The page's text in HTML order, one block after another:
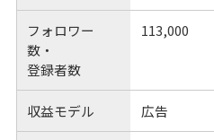
フォロワー
数・
登録者数
113,000
収益モデル 広告